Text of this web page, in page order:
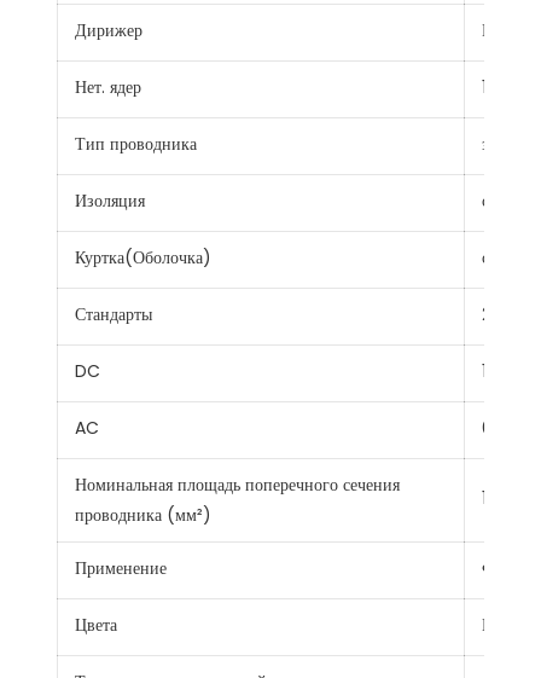
Дирижер Провод
Нет. ядер 1
Тип проводника
Изоляция
Куртка(Оболочка)
Стандарты 2ПфГ
DC 1.8кв
AC 0.6/1кв
Номинальная площадь поперечного сечения
проводника (мм²)
1,5~35
Применение
Цвета